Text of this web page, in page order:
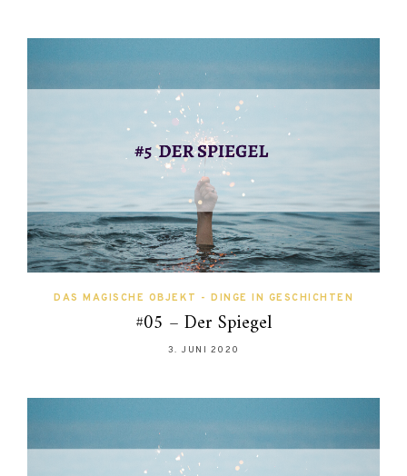
DAS MAGISCHE OBJEKT - DINGE IN GESCHICHTEN
#05 – Der Spiegel
3. JUNI 2020